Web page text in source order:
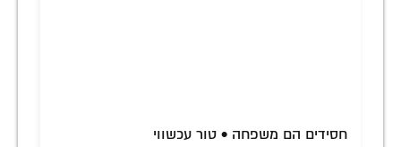
חסידים הם משפחה • טור עכשווי